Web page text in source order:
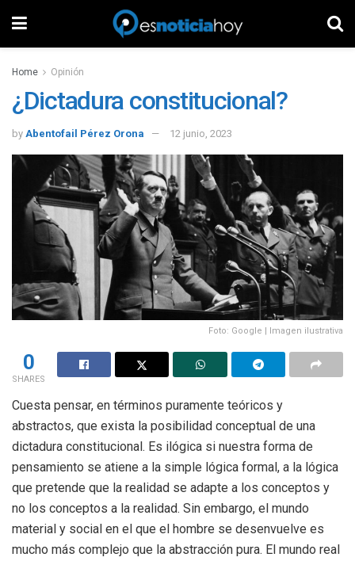
Home Opinión
¿Dictadura constitucional?
by Abentofail Pérez Orona 12 junio, 2023
Foto: Google | Imagen ilustrativa
0
SHARES
Cuesta pensar, en términos puramente teóricos y
abstractos, que exista la posibilidad conceptual de una
dictadura constitucional. Es ilógica si nuestra forma de
pensamiento se atiene a la simple lógica formal, a la lógica
que pretende que la realidad se adapte a los conceptos y
no los conceptos a la realidad. Sin embargo, el mundo
material y social en el que el hombre se desenvuelve es
mucho más complejo que la abstracción pura. El mundo real